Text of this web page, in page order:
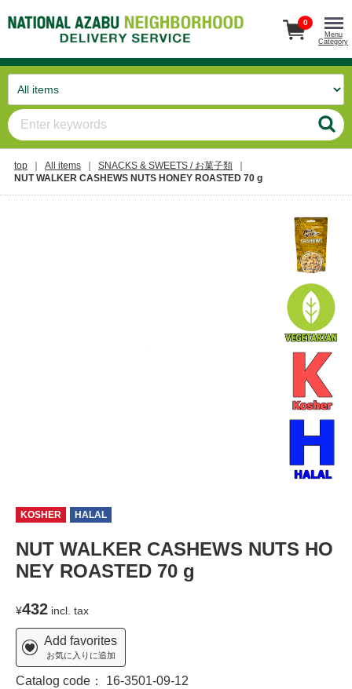
0
Menu
Category
top All items
SNACKS & SWEETS / お菓子類
NUT WALKER CASHEWS NUTS HONEY ROASTED 70 g
KOSHER HALAL
NUT WALKER CASHEWS NUTS HO
NEY ROASTED 70 g
¥432 incl. tax
Add favorites
お気に入りに追加
Catalog code： 16-3501-09-12